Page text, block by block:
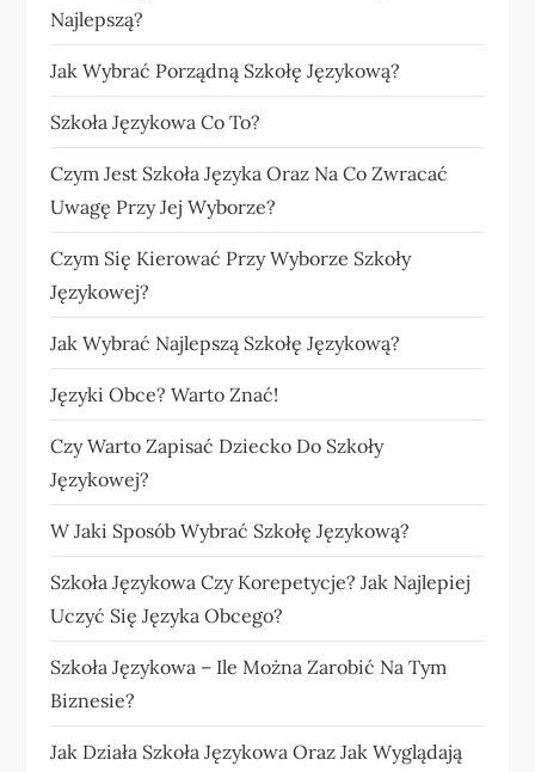
Najlepszą?
Jak Wybrać Porządną Szkołę Językową?
Szkoła Językowa Co To?
Czym Jest Szkoła Języka Oraz Na Co Zwracać
Uwagę Przy Jej Wyborze?
Czym Się Kierować Przy Wyborze Szkoły
Językowej?
Jak Wybrać Najlepszą Szkołę Językową?
Języki Obce? Warto Znać!
Czy Warto Zapisać Dziecko Do Szkoły
Językowej?
W Jaki Sposób Wybrać Szkołę Językową?
Szkoła Językowa Czy Korepetycje? Jak Najlepiej
Uczyć Się Języka Obcego?
Szkoła Językowa – Ile Można Zarobić Na Tym
Biznesie?
Jak Działa Szkoła Językowa Oraz Jak Wyglądają